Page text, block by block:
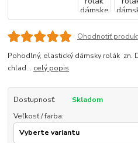
Ohodnotiť
Pohodlný, elastický dámsky rolák zn.
chlad... celý popis
Dostupnosť:
Skladom
Veľkosť / farba: